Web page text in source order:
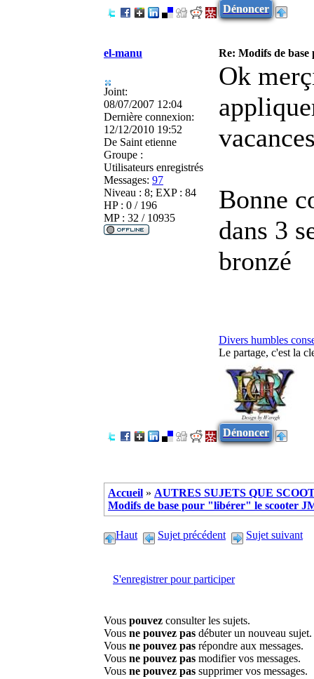
Dénoncer
el-manu Re: Modifs de
Joint:
08/07/2007 12:04
Dernière connexion:
12/12/2010 19:52
De Saint etienne
Groupe :
Utilisateurs enregistrés
Messages: 97
Niveau : 8; EXP : 84
HP : 0 / 196
MP : 32 / 10935
Ok
Bonne
dans 3
bronzé
Divers humbles
Le partage, c'est la
Dénoncer
Accueil » AUTRES SUJETS QUE
Modifs de base pour "libérer" le scooter
Haut Sujet précédent Sujet suivant
S'enregistrer pour participer
Vous pouvez consulter les sujets.
Vous ne pouvez pas débuter un nouveau sujet.
Vous ne pouvez pas répondre aux messages.
Vous ne pouvez pas modifier vos messages.
Vous ne pouvez pas supprimer vos messages.